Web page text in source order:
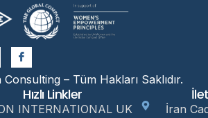
– Tüm Hakları Saklıdır.
Hızlı Linkler
INTERNATIONAL UK
İran